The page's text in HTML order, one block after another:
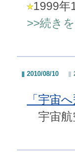
1999年
>>続き
2010/08/10
「宇宙
宇宙航